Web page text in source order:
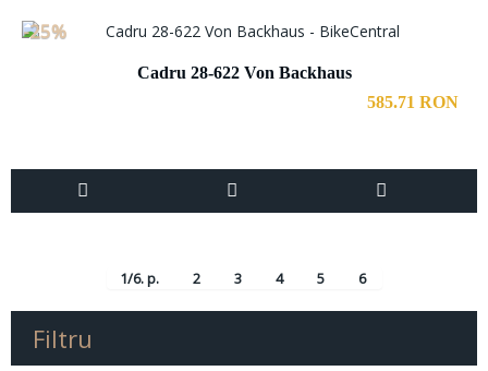
Filtru
-25%
Cadru 28-622 Von Backhaus
585.71 RON
1/6. p. 2 3 4 5 6